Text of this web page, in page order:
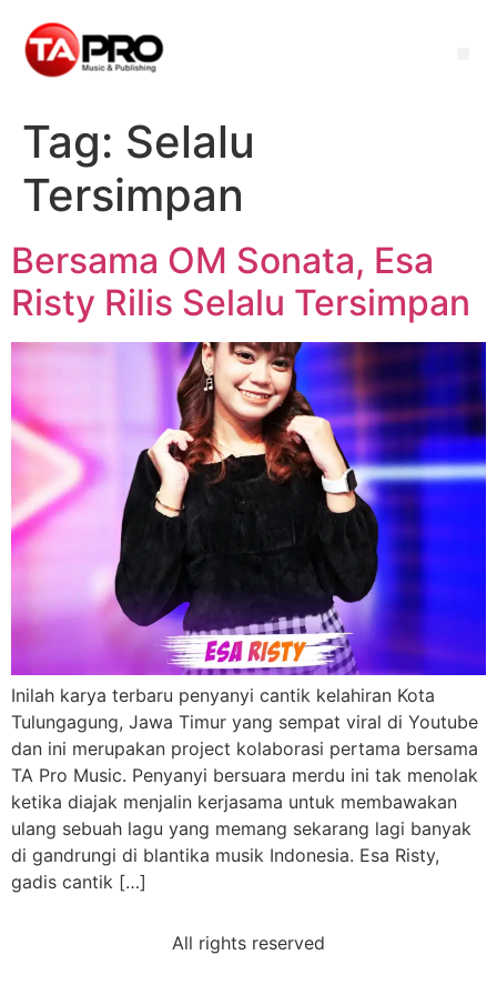
Tag: Selalu
Tersimpan
Bersama OM Sonata, Esa
Risty Rilis Selalu Tersimpan
Inilah karya terbaru penyanyi cantik kelahiran Kota
Tulungagung, Jawa Timur yang sempat viral di Youtube
dan ini merupakan project kolaborasi pertama bersama
TA Pro Music. Penyanyi bersuara merdu ini tak menolak
ketika diajak menjalin kerjasama untuk membawakan
ulang sebuah lagu yang memang sekarang lagi banyak
di gandrungi di blantika musik Indonesia. Esa Risty,
gadis cantik […]
All rights reserved